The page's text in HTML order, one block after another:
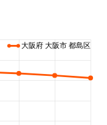
大阪府 大阪市 都島区